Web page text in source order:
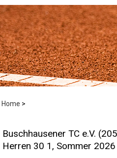
Home >
Buschhausener TC e.V.
Herren 30 1, Sommer 2026